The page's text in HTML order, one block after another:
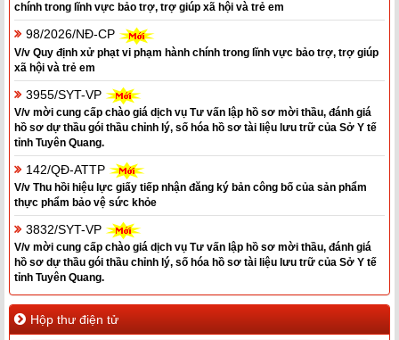
chính trong lĩnh vực bảo trợ, trợ giúp xã hội và trẻ em
98/2026/NĐ-CP
V/v Quy định xử phạt vi phạm hành chính trong lĩnh vực bảo trợ, trợ giúp
xã hội và trẻ em
3955/SYT-VP
V/v mời cung cấp chào giá dịch vụ Tư vấn lập hồ sơ mời thầu, đánh giá
hồ sơ dự thầu gói thầu chỉnh lý, số hóa hồ sơ tài liệu lưu trữ của Sở Y tế
tỉnh Tuyên Quang.
142/QĐ-ATTP
V/v Thu hồi hiệu lực giấy tiếp nhận đăng ký bản công bố của sản phẩm
thực phẩm bảo vệ sức khỏe
3832/SYT-VP
V/v mời cung cấp chào giá dịch vụ Tư vấn lập hồ sơ mời thầu, đánh giá
hồ sơ dự thầu gói thầu chỉnh lý, số hóa hồ sơ tài liệu lưu trữ của Sở Y tế
tỉnh Tuyên Quang.
Hộp thư điện tử